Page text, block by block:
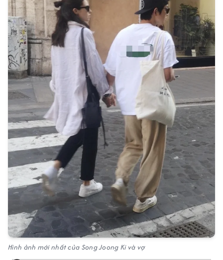
Hình ảnh mới nhất của Song Joong Ki và vợ